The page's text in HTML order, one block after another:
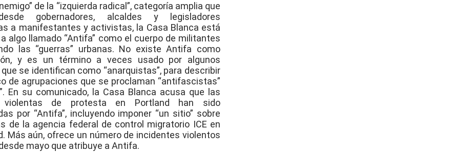
de la “izquierda radical”, categoría amplia que
gobernadores, alcaldes y legisladores
a manifestantes y activistas, la Casa Blanca está
algo llamado “Antifa” como el cuerpo de militantes
las “guerras” urbanas. No existe Antifa como
y es un término a veces usado por algunos
se identifican como “anarquistas”, para describir
de agrupaciones que se proclaman “antifascistas”
En su comunicado, la Casa Blanca acusa que las
violentas de protesta en Portland han sido
por “Antifa”, incluyendo imponer “un sitio” sobre
de la agencia federal de control migratorio ICE en
Más aún, ofrece un número de incidentes violentos
mayo que atribuye a Antifa.